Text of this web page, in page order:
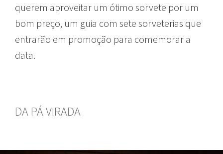
querem aproveitar um ótimo sorvete por um
bom preço, um guia com sete sorveterias que
entrarão em promoção para comemorar a
data.
DA PÁ VIRADA